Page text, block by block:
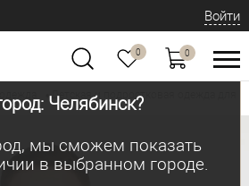
Челябинск?
мы сможем показать
в выбранном городе.
Войти
0 0
Детская и подростковая одежда для